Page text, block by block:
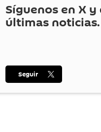
Síguenos en X y
últimas noticias.
Seguir